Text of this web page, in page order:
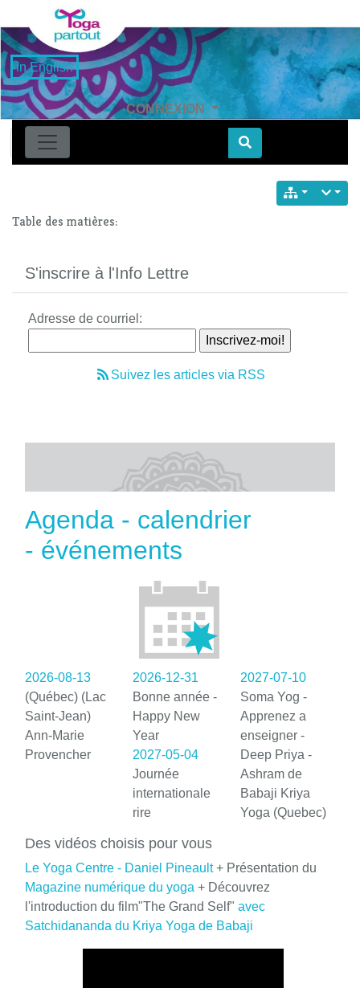
in English
CONNEXION
Find
Table des matières:
S'inscrire à l'Info Lettre
Adresse de courriel:
Suivez les articles via RSS
Agenda - calendrier
- événements
2026-08-13
(Québec) (Lac
Saint-Jean)
Ann-Marie
Provencher
2026-12-31
Bonne année -
Happy New
Year
2027-05-04
Journée
internationale
rire
2027-07-10
Soma Yog -
Apprenez a
enseigner -
Deep Priya -
Ashram de
Babaji Kriya
Yoga (Quebec)
Des vidéos choisis pour vous
Le Yoga Centre - Daniel Pineault+ Présentation du
Magazine numérique du yoga + Découvrez
l'introduction du film"The Grand Self" avec
Satchidananda du Kriya Yoga de Babaji